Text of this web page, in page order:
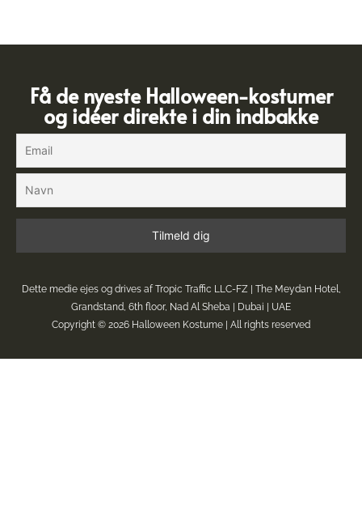
Få de nyeste Halloween-kostumer
og idéer direkte i din indbakke
Dette medie ejes og drives af Tropic Traffic LLC-FZ | The Meydan Hotel,
Grandstand, 6th floor, Nad Al Sheba | Dubai | UAE
Copyright © 2026 Halloween Kostume | All rights reserved